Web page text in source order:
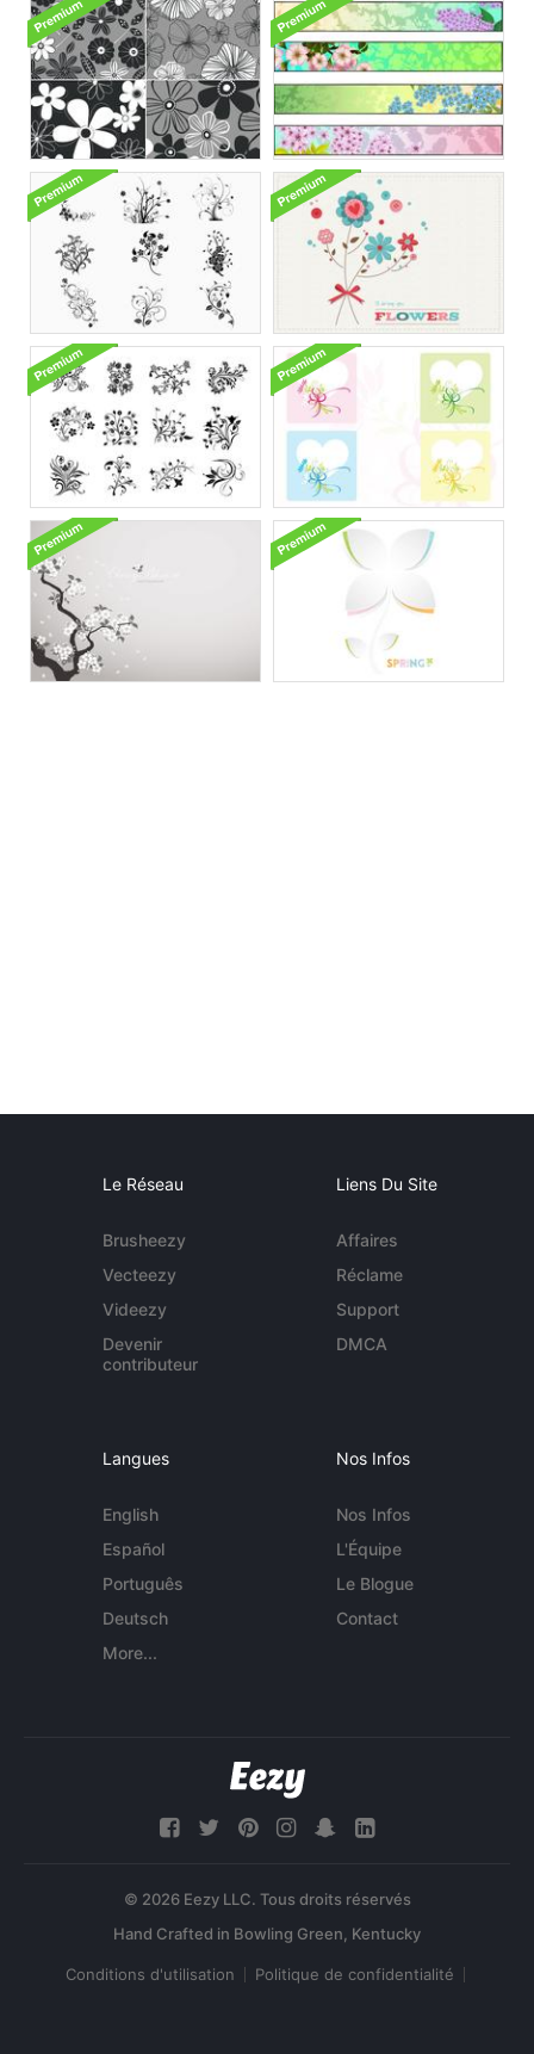
Le Réseau
Brusheezy
Vecteezy
Videezy
Devenir
contributeur
Liens Du Site
Affaires
Réclame
Support
DMCA
Langues
English
Español
Português
Deutsch
More...
Nos Infos
Nos Infos
L'Équipe
Le Blogue
Contact
© 2026 Eezy LLC. Tous droits réservés
Conditions d'utilisation Politique de confidentialité